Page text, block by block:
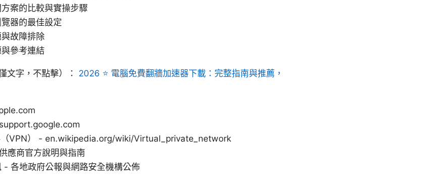
案的比較與實操步驟
器的最佳設定
故障排除
參考連結
文字，不點擊）： 2026 ⭐ 電腦免費翻牆加速器下載：完整指南與推薦，
VPN） - en.wikipedia.org/wiki/Virtual_private_network
應商官方說明與指南
- 各地政府公報與網路安全機構公佈